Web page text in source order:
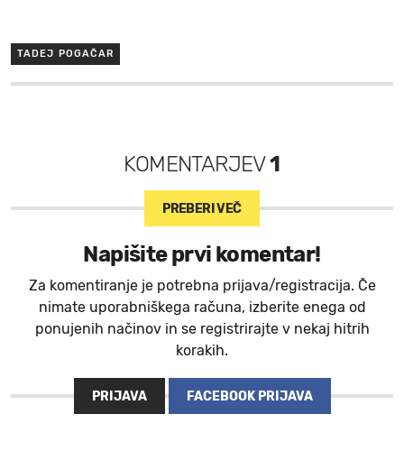
TADEJ POGAČAR
KOMENTARJEV1
PREBERI VEČ
Napišite prvi komentar!
Za komentiranje je potrebna prijava/registracija. Če
nimate uporabniškega računa, izberite enega od
ponujenih načinov in se registrirajte v nekaj hitrih
korakih.
PRIJAVA FACEBOOK PRIJAVA